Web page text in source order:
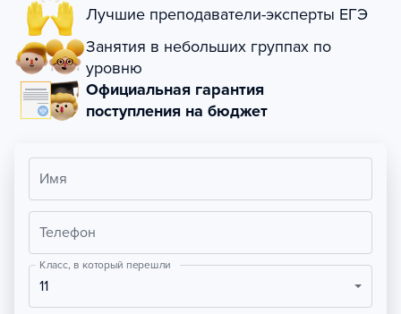
Лучшие преподаватели-эксперты ЕГЭ
Занятия в небольших группах по
уровню
Официальная гарантия
поступления на бюджет
Имя
Телефон
Класс, в который перешли
11